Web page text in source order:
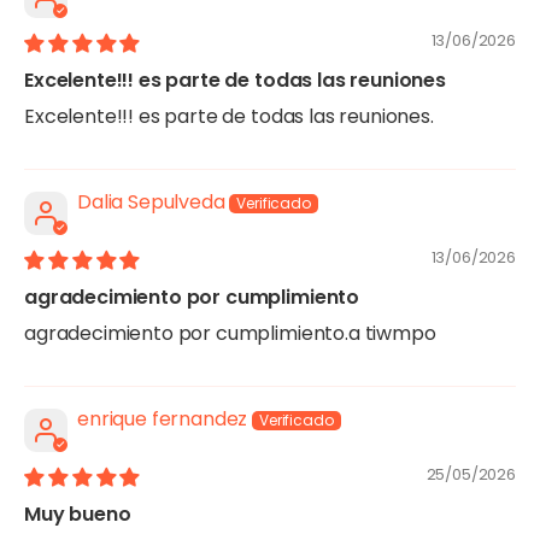
13/06/2026
Excelente!!! es parte de todas las reuniones
Excelente!!! es parte de todas las reuniones.
Dalia Sepulveda
13/06/2026
agradecimiento por cumplimiento
agradecimiento por cumplimiento.a tiwmpo
enrique fernandez
25/05/2026
Muy bueno